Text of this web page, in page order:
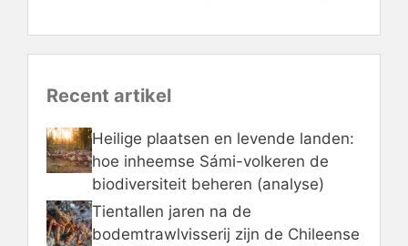
Recent artikel
Heilige plaatsen en levende landen:
hoe inheemse Sámi-volkeren de
biodiversiteit beheren (analyse)
Tientallen jaren na de
bodemtrawlvisserij zijn de Chileense